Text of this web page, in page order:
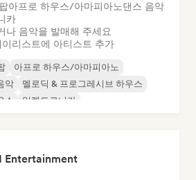
아프로 하우스/아마피아노댄스 음악
카
나 음악을 발매해 주세요
리스트에 아티스트 추가
아프로 하우스/아마피아노
악
멜로딕 & 프로그레시브 하우스
스 일렉트로니카
Entertainment